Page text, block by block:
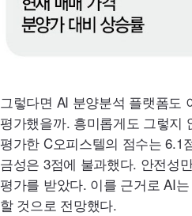
그렇다면 AI 분양분석 플랫폼도
평가했을까. 흥미롭게도 그렇지
평가한 C오피스텔의 점수는 6.1
금성은 3점에 불과했다. 안전성
평가를 받았다. 이를 근거로AI
할 것으로 전망했다.